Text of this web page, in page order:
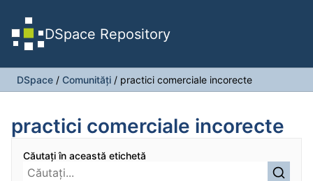
DSpace Repository
DSpace / Comunități / practici comerciale incorecte
practici comerciale incorecte
Căutați în această etichetă